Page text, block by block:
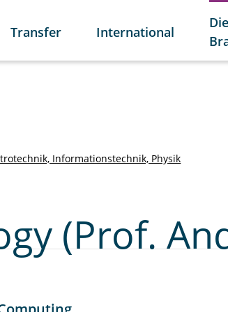
Transfer International
Informationstechnik, Physik
(Prof.